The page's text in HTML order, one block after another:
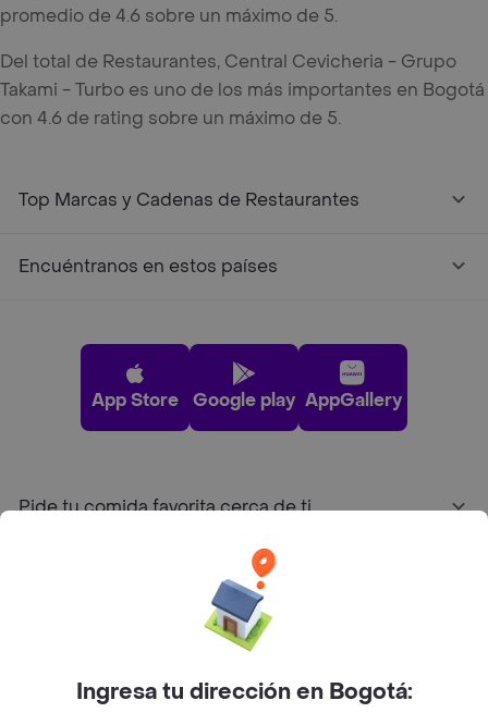
promedio de 4.6 sobre un máximo de 5.
Del total de Restaurantes, Central Cevicheria - Grupo
Takami - Turbo es uno de los más importantes en Bogotá
con 4.6 de rating sobre un máximo de 5.
Top Marcas y Cadenas de Restaurantes
Encuéntranos en estos países
App Store Google play AppGallery
Pide tu comida favorita cerca de ti
Sobre RappiIngresa tu dirección en Bogotá: